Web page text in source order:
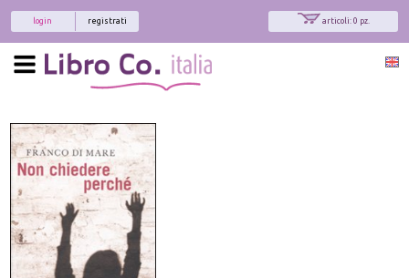
articoli: 0 pz.
registrati
login